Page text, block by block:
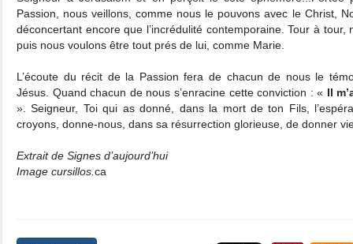
Passion, nous veillons, comme nous le pouvons avec le Christ,
déconcertant encore que l’incrédulité contemporaine. Tour à tour,
puis nous voulons être tout prés de lui, comme Marie.
L’écoute du récit de la Passion fera de chacun de nous le
Jésus. Quand chacun de nous s’enracine cette conviction : « Il
». Seigneur, Toi qui as donné, dans la mort de ton Fils,
croyons, donne-nous, dans sa résurrection glorieuse, de donner
Extrait de Signes d’aujourd’hui
Image cursillos. ca